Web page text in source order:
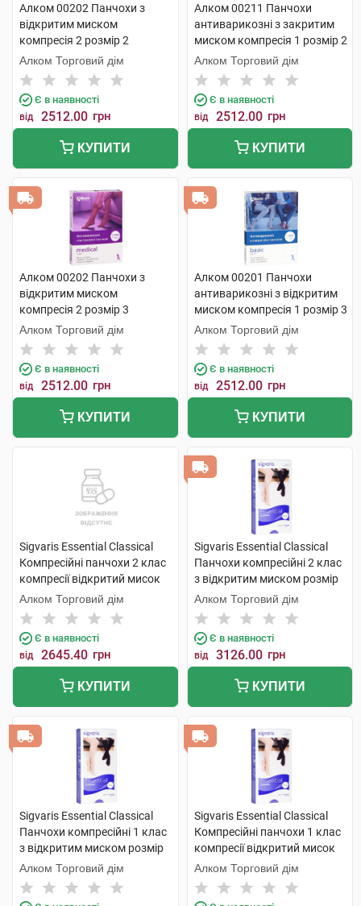
Алком 00202 Панчохи з
відкритим миском
компресія 2 розмір 2
бежевий 1 пара
Алком Торговий дім
Є в наявності
від 2512.00 грн
КУПИТИ
Алком 00211 Панчохи
антиварикозні з закритим
миском компресія 1 розмір 2
бежевий 1 пара
Алком Торговий дім
Є в наявності
від 2512.00 грн
КУПИТИ
Алком 00202 Панчохи з
відкритим миском
компресія 2 розмір 3
бежевий 1 пара
Алком Торговий дім
Є в наявності
від 2512.00 грн
КУПИТИ
Алком 00201 Панчохи
антиварикозні з відкритим
миском компресія 1 розмір 3
бежевий 1 пара
Алком Торговий дім
Є в наявності
від 2512.00 грн
КУПИТИ
Sigvaris Essential Classical
Компресійні панчохи 2 клас
компресії відкритий мисок
розмір L long 1 пара
Алком Торговий дім
Є в наявності
від 2645.40 грн
КУПИТИ
Sigvaris Essential Classical
Панчохи компресійні 2 клас
з відкритим миском розмір
М long 1 пара
Алком Торговий дім
Є в наявності
від 3126.00 грн
КУПИТИ
Sigvaris Essential Classical
Панчохи компресійні 1 клас
з відкритим миском розмір
М long 1 пара
Алком Торговий дім
Sigvaris Essential Classical
Компресійні панчохи 1 клас
компресії відкритий мисок
розмір L long 1 пара
Алком Торговий дім